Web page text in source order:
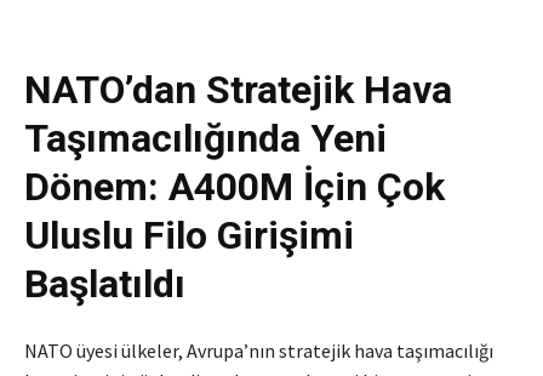
NATO’dan Stratejik Hava
Taşımacılığında Yeni
Dönem: A400M İçin Çok
Uluslu Filo Girişimi
Başlatıldı
NATO üyesi ülkeler, Avrupa’nın stratejik hava taşımacılığı